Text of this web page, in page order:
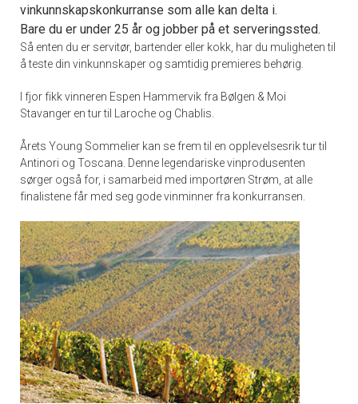
vinkunnskapskonkurranse som alle kan delta i.
Bare du er under 25 år og jobber på et serveringssted.
Så enten du er servitør, bartender eller kokk, har du muligheten til
å teste din vinkunnskaper og samtidig premieres behørig.
I fjor fikk vinneren Espen Hammervik fra Bølgen & Moi
Stavanger en tur til Laroche og Chablis.
Årets Young Sommelier kan se frem til en opplevelsesrik tur til
Antinori og Toscana. Denne legendariske vinprodusenten
sørger også for, i samarbeid med importøren Strøm, at alle
finalistene får med seg gode vinminner fra konkurransen.